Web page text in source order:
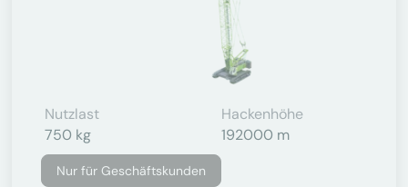
Nutzlast
750 kg
Hackenhöhe
192000 m
Nur für Geschäftskunden